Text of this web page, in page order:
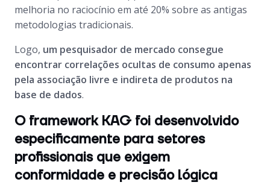
melhoria no raciocínio em até 20% sobre as antigas
metodologias tradicionais.
Logo, um pesquisador de mercado consegue
encontrar correlações ocultas de consumo apenas
pela associação livre e indireta de produtos na
base de dados.
O framework KAG foi desenvolvido
especificamente para setores
profissionais que exigem
conformidade e precisão lógica